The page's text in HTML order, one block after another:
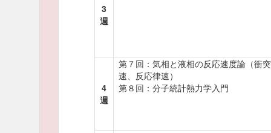
3
週
4
週
第７回：気相と液相の反応速度論（衝
速、反応律速）
第８回：分子統計熱力学入門